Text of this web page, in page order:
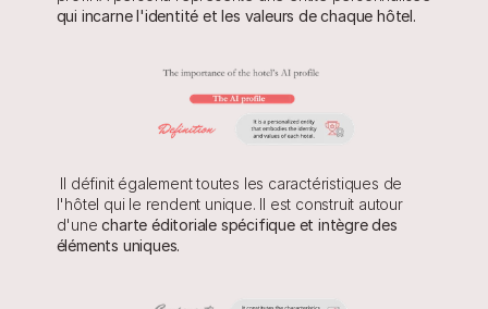
qui incarne l'identité et les valeurs de chaque hôtel.
l'hôtel qui le rendent unique. Il est construit autour
d'une charte éditoriale spécifique et intègre des
éléments uniques.